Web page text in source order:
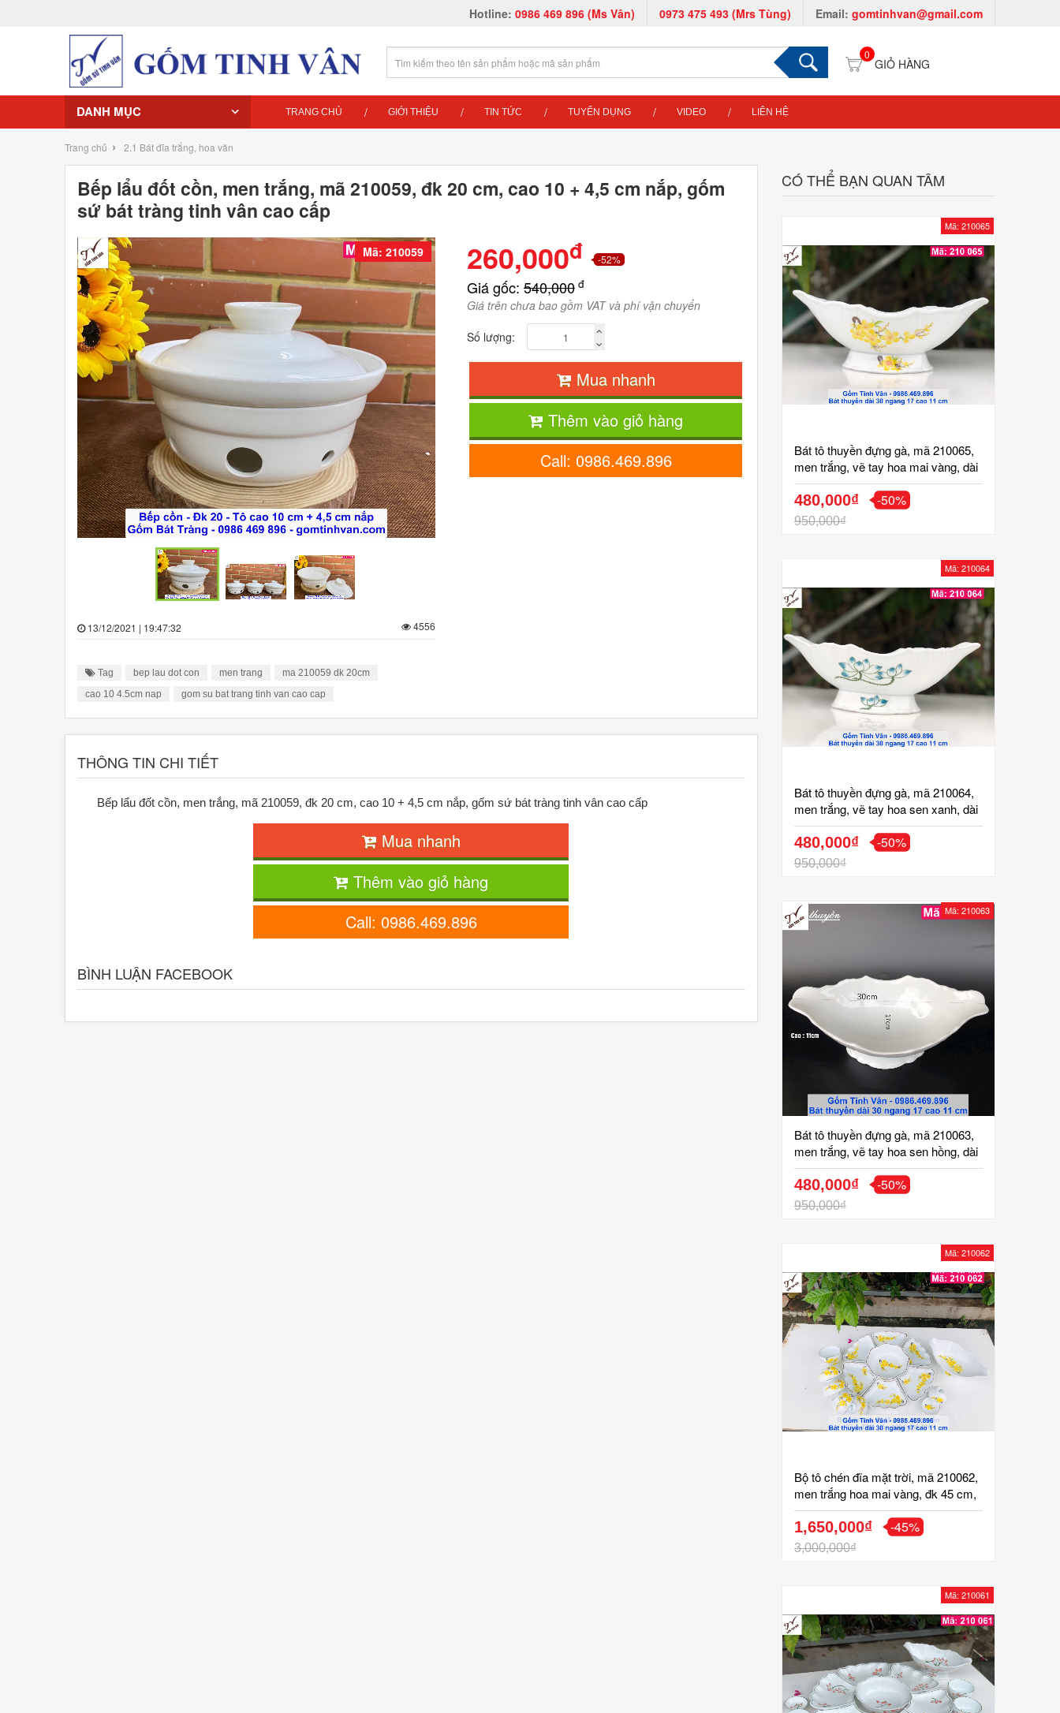
Hotline: 0986 469 896 (Ms Vân) 0973 475 493 (Mrs Tùng) Email: gomtinhvan@gmail.com
0
DANH MỤC TRANG CHỦ GIỚI THIỆU TIN TỨC TUYỂN DỤNG VIDEO LIÊN HỆ
Trang chủ › 2.1 Bát đĩa trắng, hoa văn
Bếp lẩu đốt cồn, men trắng, mã 210059, đk 20 cm, cao 10 + 4,5 cm nắp, gốm
sứ bát tràng tinh vân cao cấp
Mã: 210059
13/12/2021 | 19:47:32 4556
Tag bep lau dot con men trang
ma 210059 dk 20cm
cao 10 4.5cm nap
gom su bat trang tinh van cao cap
260,000đ -52%
Giá gốc:540,000 đ
Giá trên chưa bao gồm VAT và phí vận chuyển
Số lượng:
Mua nhanh
Thêm vào giỏ hàng
Call: 0986.469.896
THÔNG TIN CHI TIẾT
Bếp lẩu đốt cồn, men trắng, mã 210059, đk 20 cm, cao 10 + 4,5 cm nắp, gốm sứ bát tràng tinh vân cao cấp
Mua nhanh
Thêm vào giỏ hàng
Call: 0986.469.896
BÌNH LUẬN FACEBOOK
CÓ THỂ BẠN QUAN TÂM
Mã: 210065
Bát tô thuyền đựng gà, mã 210065,
men trắng, vẽ tay hoa mai vàng, dài
30 ngang 17 cao 11 cm, tô chén đĩa
gốm sứ bát tràng tinh vân
480,000₫
950,000₫
-50%
Mã: 210064
Bát tô thuyền đựng gà, mã 210064,
men trắng, vẽ tay hoa sen xanh, dài
30 ngang 17 cao 11 cm, tô chén đĩa
gốm sứ bát tràng tinh vân
480,000₫
950,000₫
-50%
Mã: 210063
Bát tô thuyền đựng gà, mã 210063,
men trắng, vẽ tay hoa sen hồng, dài
30 ngang 17 cao 11 cm, tô chén đĩa
gốm sứ bát tràng tinh vân
480,000₫
950,000₫
-50%
Mã: 210062
Bộ tô chén đĩa mặt trời, mã 210062,
men trắng hoa mai vàng, đk 45 cm,
thêm tô thuyền, hoa văn vẽ tay tinh
xảo, bộ bát đĩa cúng cơm, gốm bát
tràng tinh vân
1,650,000₫
3,000,000₫
-45%
Mã: 210061